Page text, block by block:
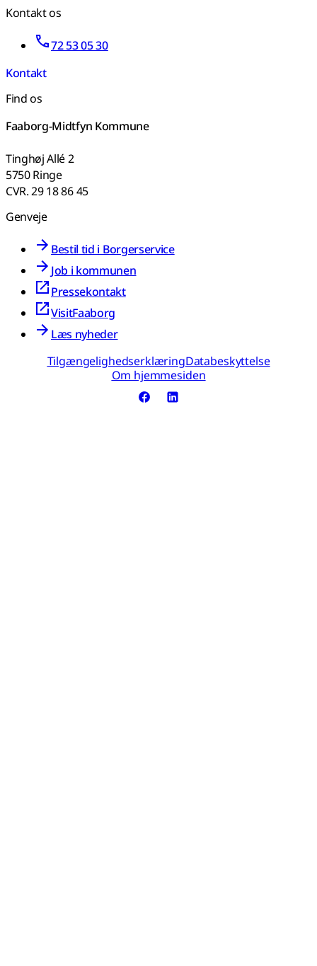
Kontakt os
72 53 05 30
Kontakt
Find os
Faaborg-Midtfyn Kommune
Tinghøj Allé 2
5750 Ringe
CVR. 29 18 86 45
Genveje
Bestil tid i Borgerservice
Job i kommunen
Pressekontakt
VisitFaaborg
Læs nyheder
TilgængelighedserklæringDatabeskyttelse
Om hjemmesiden